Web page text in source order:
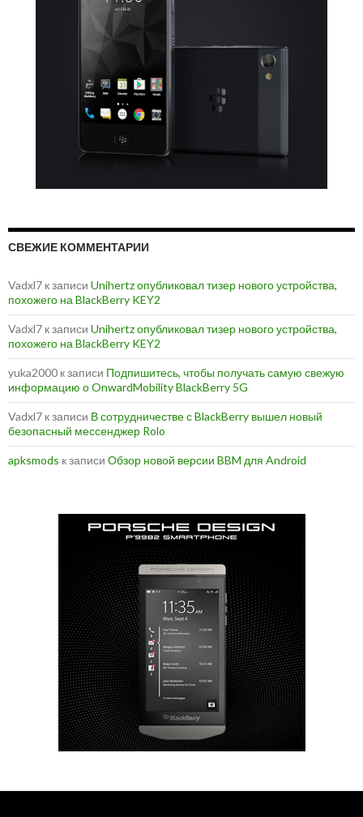
СВЕЖИЕ КОММЕНТАРИИ
Vadxl7 к записи Unihertz опубликовал тизер нового устройства,
похожего на BlackBerry KEY2
Vadxl7 к записи Unihertz опубликовал тизер нового устройства,
похожего на BlackBerry KEY2
yuka2000 к записи Подпишитесь, чтобы получать самую свежую
информацию о OnwardMobility BlackBerry 5G
Vadxl7 к записи В сотрудничестве с BlackBerry вышел новый
безопасный мессенджер Rolo
apksmods к записи Обзор новой версии BBM для Android